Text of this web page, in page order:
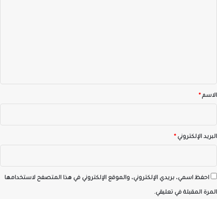
*الاسم *
البريد الإلكتروني *
احفظ اسمي، بريدي الإلكتروني، والموقع الإلكتروني في هذا المتصفح لاستخدامها
المرة المقبلة في تعليقي.